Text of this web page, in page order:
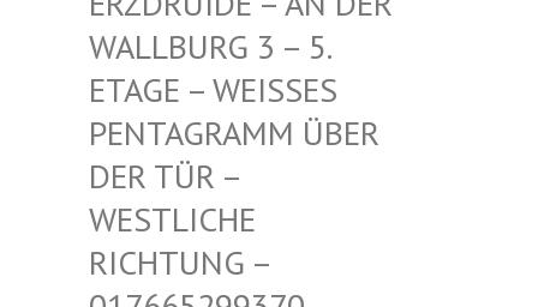
URG 3 – 5. ETAGE
– WEISSES PENTAG
RAMM ÜBER DER TÜ
R – WESTLI
CHE RICHTU
NG – 017665